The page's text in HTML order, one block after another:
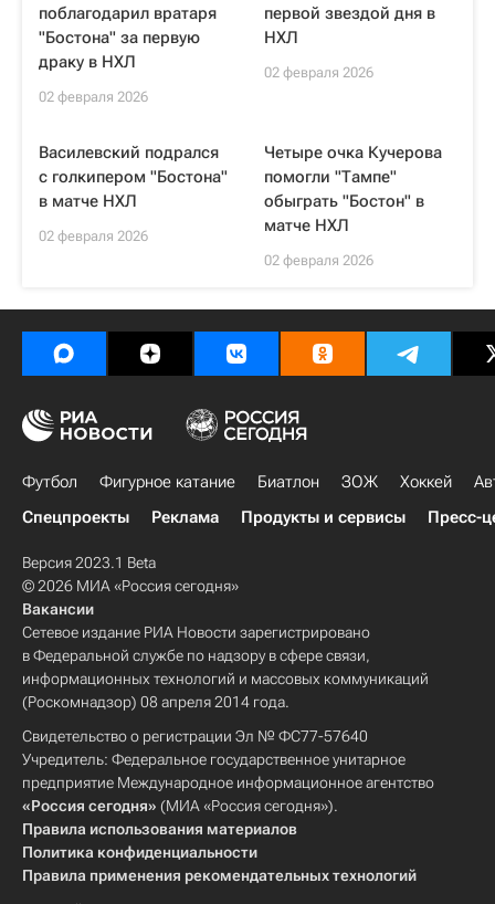
поблагодарил вратаря
"Бостона" за первую
драку в НХЛ
02 февраля 2026
первой звездой дня в
НХЛ
02 февраля 2026
Василевский подрался
с голкипером "Бостона"
в матче НХЛ
02 февраля 2026
Четыре очка Кучерова
помогли "Тампе"
обыграть "Бостон" в
матче НХЛ
02 февраля 2026
Футбол Фигурное катание Биатлон ЗОЖ Хоккей
Спецпроекты
Реклама Продукты и сервисы Пресс-
Версия 2023.1 Beta
© 2026 МИА «Россия сегодня»
Вакансии
Сетевое издание РИА Новости зарегистрировано
в Федеральной службе по надзору в сфере связи,
информационных технологий и массовых коммуникаций
(Роскомнадзор) 08 апреля 2014 года.
Свидетельство о регистрации Эл № ФС77-57640
Учредитель: Федеральное государственное унитарное
предприятие Международное информационное агентство
«Россия сегодня» (МИА «Россия сегодня»).
Правила использования материалов
Политика конфиденциальности
Правила применения рекомендательных технологий